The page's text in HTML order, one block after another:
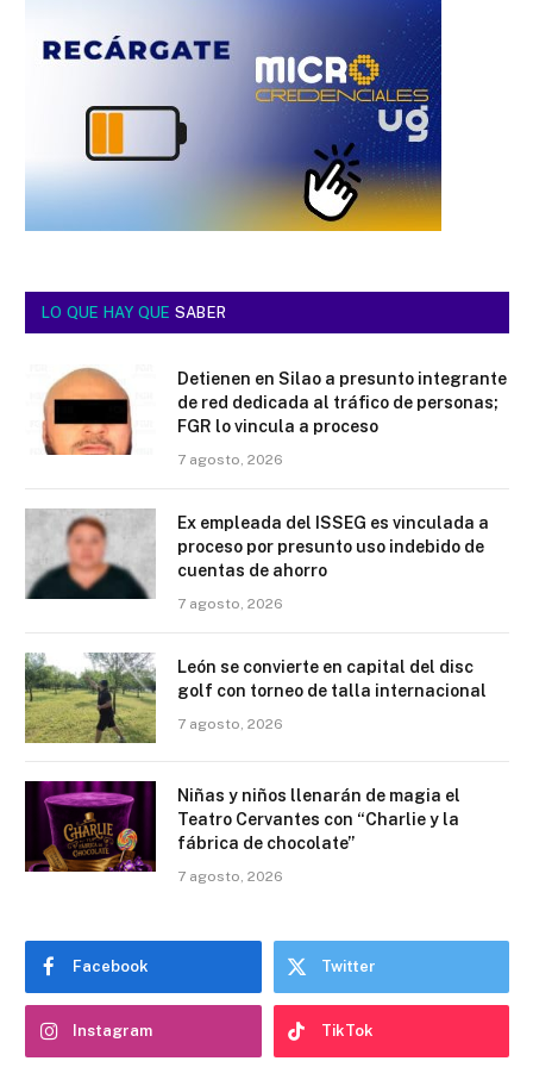
LO QUE HAY QUE SABER
Detienen en Silao a presunto integrante
de red dedicada al tráfico de personas;
FGR lo vincula a proceso
7 agosto, 2026
Ex empleada del ISSEG es vinculada a
proceso por presunto uso indebido de
cuentas de ahorro
7 agosto, 2026
León se convierte en capital del disc
golf con torneo de talla internacional
7 agosto, 2026
Niñas y niños llenarán de magia el
Teatro Cervantes con “Charlie y la
fábrica de chocolate”
7 agosto, 2026
Facebook Twitter
Instagram TikTok